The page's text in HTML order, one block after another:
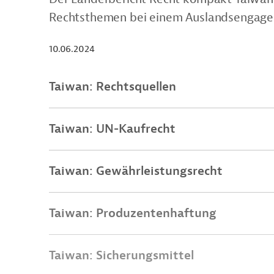
Rechtsthemen bei einem
10.06.2024
Taiwan: Rechtsquellen
Taiwan: UN-Kaufrecht
Taiwan: Gewährleistungsrecht
Taiwan: Produzentenhaftung
Taiwan: Sicherungsmittel